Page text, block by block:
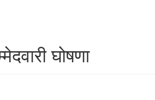
घोषणा